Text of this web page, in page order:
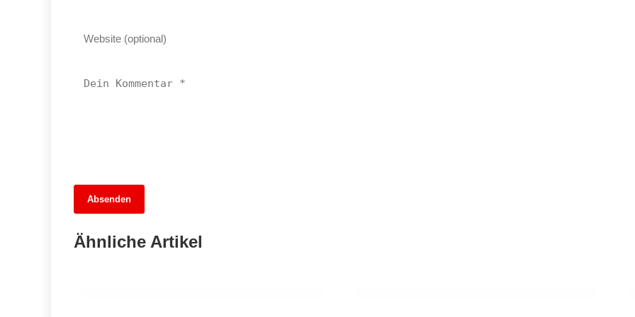
Absenden
Ähnliche Artikel
08. Juli 2026
Rastplätze im Visier: Die stille Gefahr